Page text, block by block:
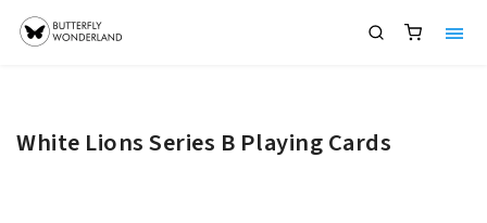
White Lions Series B Playing Cards